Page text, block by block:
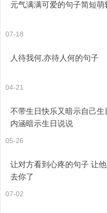
元气满满可爱的句子简短萌
07-18
人待我何,亦待人何的句子
04-21
不带生日快乐又暗示自己生
内涵暗示生日说说
05-26
让对方看到心疼的句子 让
去你了
07-02